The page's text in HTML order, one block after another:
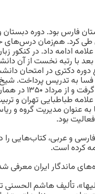
سال ۱۳۱۵ در استهبان استان فارس بود. دوره
طی کرد. هم‌زمان درس‌های
ادامه داد. در کنکور
با رتبه نخست از آن
دکتری در امتحان
فسا به تدریس پرداخت.
۱۳۴۹ از دانشگاه تهران دکتری
دانشگاه‌های علامه طباطبایی
عنوان مدیریت گروه و
بود.
و عربی، کتاب‌هایی را
کرده است.
تألیف هاشم الحسنی